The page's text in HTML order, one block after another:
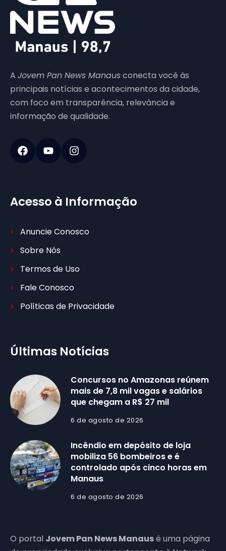
A Jovem Pan News Manausconecta você às
principais notícias e acontecimentos da cidade,
com foco em transparência, relevância e
informação de qualidade.
Acesso à Informação
Anuncie Conosco
Sobre Nós
Termos de Uso
Fale Conosco
Políticas de Privacidade
Últimas Notícias
Concursos no Amazonas reúnem
mais de 7,8 mil vagas e salários
que chegam a R$ 27 mil
6 de agosto de 2026
Incêndio em depósito de loja
mobiliza 56 bombeiros e é
controlado após cinco horas em
Manaus
6 de agosto de 2026
O portal Jovem Pan News Manausé uma página